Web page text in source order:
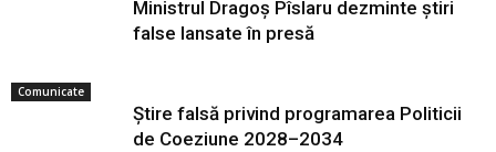
Ministrul Dragoș Pîslaru dezminte știri
false lansate în presă
Comunicate
Știre falsă privind programarea Politicii
de Coeziune 2028–2034